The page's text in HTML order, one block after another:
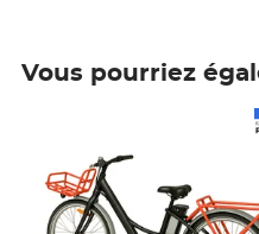
Vous pourriez